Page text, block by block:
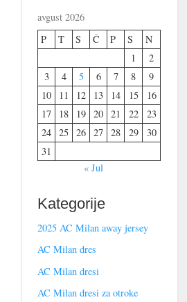
avgust 2026
P
T S Č P S
N
1
2
3
4 5 6 7 8
9
10
11 12 13 14 15
16
17
18 19 20 21 22
23
24 25 26 27 28 29
30
31
« Jul
Kategorije
2025 AC Milan away jersey
AC Milan dres
AC Milan dresi
AC Milan dresi za otroke